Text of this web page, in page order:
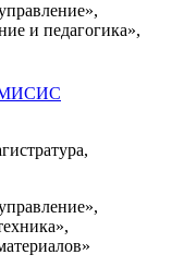
и педагогика»,
МИСИС